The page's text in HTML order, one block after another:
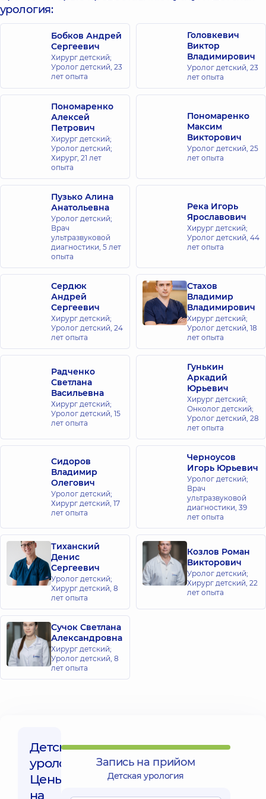
Медицинский
Центр
«Добробут» для
всей семьи в
ЖК
Новопечерские
Липки
ул. Андрея
Верхогляда,
16-А, г. Киев
Медицинский
Центр
«Добробут»
для всей
семьи на
Русановке
ул.
1/2, г. Киев
Медицинский
Центр
для всей
семьи в
Броварах
ул.
Киевская,
221-Б, г.
Бровары
Центр
«Добробут»
для всей
семьи в
Голосеево
ул. Самойло
Кошки
(Маршала
Конева), 10/1,
г. Киев
Медицинский
Центр
«Добробут»
для всей
семьи на
Софиевской
Борщаговке
Центр
«Добробут»
для всей
урология:
Бобков Андрей
Сергеевич
Хирург детский;
Уролог детский, 23
лет опыта
Головкевич
Виктор
Владимирович
Уролог детский, 23
лет опыта
Пономаренко
Алексей
Петрович
Хирург детский;
Уролог детский;
Хирург, 21 лет
опыта
Пономаренко
Максим
Викторович
Уролог детский, 25
лет опыта
Пузько Алина
Анатольевна
Уролог детский;
Врач
ультразвуковой
диагностики, 5 лет
опыта
Река Игорь
Ярославович
Хирург детский;
Уролог детский, 44
лет опыта
Сердюк
Андрей
Сергеевич
Хирург детский;
Уролог детский, 24
лет опыта
Стахов
Владимир
Владимирович
Хирург детский;
Уролог детский, 18
лет опыта
Радченко
Светлана
Васильевна
Хирург детский;
Уролог детский, 15
лет опыта
Гунькин
Аркадий
Юрьевич
Хирург детский;
Онколог детский;
Уролог детский, 28
лет опыта
Сидоров
Владимир
Олегович
Уролог детский;
Хирург детский, 17
лет опыта
Черноусов
Игорь Юрьевич
Уролог детский;
Врач
ультразвуковой
диагностики, 39
лет опыта
Тиханский
Денис
Сергеевич
Уролог детский;
Хирург детский, 8
лет опыта
Козлов Роман
Викторович
Уролог детский;
Хирург детский, 22
лет опыта
Сучок Светлана
Александровна
Хирург детский;
Уролог детский, 8
лет опыта
Детская
урология,
Цены
на
Запись на прийом
Детская урология